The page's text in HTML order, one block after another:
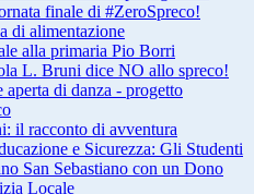
finale di #ZeroSpreco!
di alimentazione
alla primaria Pio Borri
L. Bruni dice NO allo spreco!
aperta di danza - progetto
il racconto di avventura
e Sicurezza: Gli Studenti
San Sebastiano con un Dono
Locale